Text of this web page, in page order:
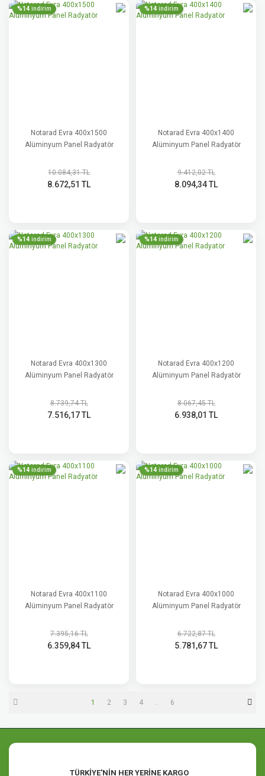
%14 indirim
Notarad Evra 400x1500
Alüminyum Panel Radyatör
10.084,31 TL
8.672,51 TL
%14 indirim
Notarad Evra 400x1400
Alüminyum Panel Radyatör
9.412,02 TL
8.094,34 TL
%14 indirim
Notarad Evra 400x1300
Alüminyum Panel Radyatör
8.739,74 TL
7.516,17 TL
%14 indirim
Notarad Evra 400x1200
Alüminyum Panel Radyatör
8.067,45 TL
6.938,01 TL
%14 indirim
Notarad Evra 400x1100
Alüminyum Panel Radyatör
7.395,16 TL
6.359,84 TL
%14 indirim
Notarad Evra 400x1000
Alüminyum Panel Radyatör
6.722,87 TL
5.781,67 TL
1 2 3 4 .. 6
TÜRKİYE'NİN HER YERİNE KARGO